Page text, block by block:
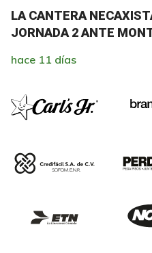
LA CANTERA
JORNADA 2 ANTE
hace 11 días